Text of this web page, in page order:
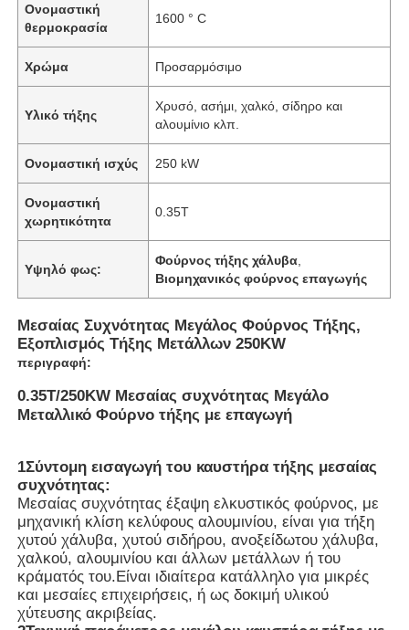
Σπίτι
Προϊόντα
Εμφάνιση VR
Ονομαστική
θερμοκρασία
1600 ° C
Χρώμα Προσαρμόσιμο
Υλικό τήξης
Χρυσό, ασήμι, χαλκό, σίδηρο και
αλουμίνιο κλπ.
Ονομαστική ισχύς 250 kW
Ονομαστική
χωρητικότητα
0.35Τ
Υψηλό φως:
Φούρνος τήξης χάλυβα
Βιομηχανικός φούρνος επαγωγής
Μεσαίας Συχνότητας Μεγάλος Φούρνος Τήξης,
Εξοπλισμός Τήξης Μετάλλων 250KW
περιγραφή:
0.35T/250KW Μεσαίας συχνότητας Μεγάλο
Μεταλλικό Φούρνο τήξης με επαγωγή
1Σύντομη εισαγωγή του καυστήρα τήξης μεσαίας
συχνότητας:
Μεσαίας συχνότητας έξαψη ελκυστικός φούρνος, με
μηχανική κλίση κελύφους αλουμινίου, είναι για τήξη
χυτού χάλυβα, χυτού σιδήρου, ανοξείδωτου χάλυβα,
χαλκού, αλουμινίου και άλλων μετάλλων ή του
κράματός του.Είναι ιδιαίτερα κατάλληλο για μικρές
και μεσαίες επιχειρήσεις, ή ως δοκιμή υλικού
χύτευσης ακριβείας.